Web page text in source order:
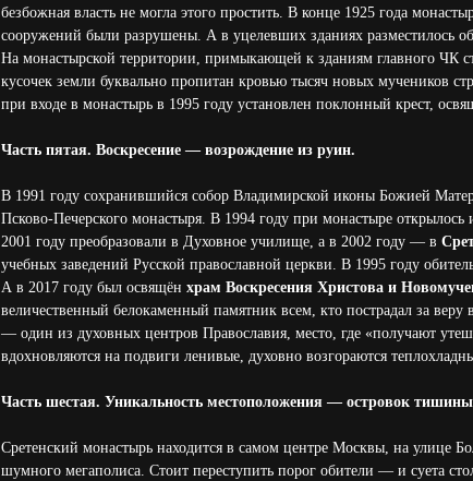
безбожная власть не могла этого простить. В конце 1925 года
сооружений были разрушены. А в уцелевших зданиях разместилось
На монастырской территории, примыкающей к зданиям главного ЧК
кусочек земли буквально пропитан кровью тысяч новых мучеников
при входе в монастырь в 1995 году установлен поклонный крест,
Часть пятая. Воскресение — возрождение из руин.
В 1991 году сохранившийся собор Владимирской иконы Божией
Псково-Печерского монастыря. В 1994 году при монастыре
2001 году преобразовали в Духовное училище, а в 2002 году — в
учебных заведений Русской православной церкви. В 1995 году
А в 2017 году был освящён храм Воскресения Христова и
величественный белокаменный памятник всем, кто пострадал за
— один из духовных центров Православия, место, где «получают
вдохновляются на подвиги ленивые, духовно возгораются
Часть шестая. Уникальность местоположения — островок
Сретенский монастырь находится в самом центре Москвы, на улице
шумного мегаполиса. Стоит переступить порог обители — и суета